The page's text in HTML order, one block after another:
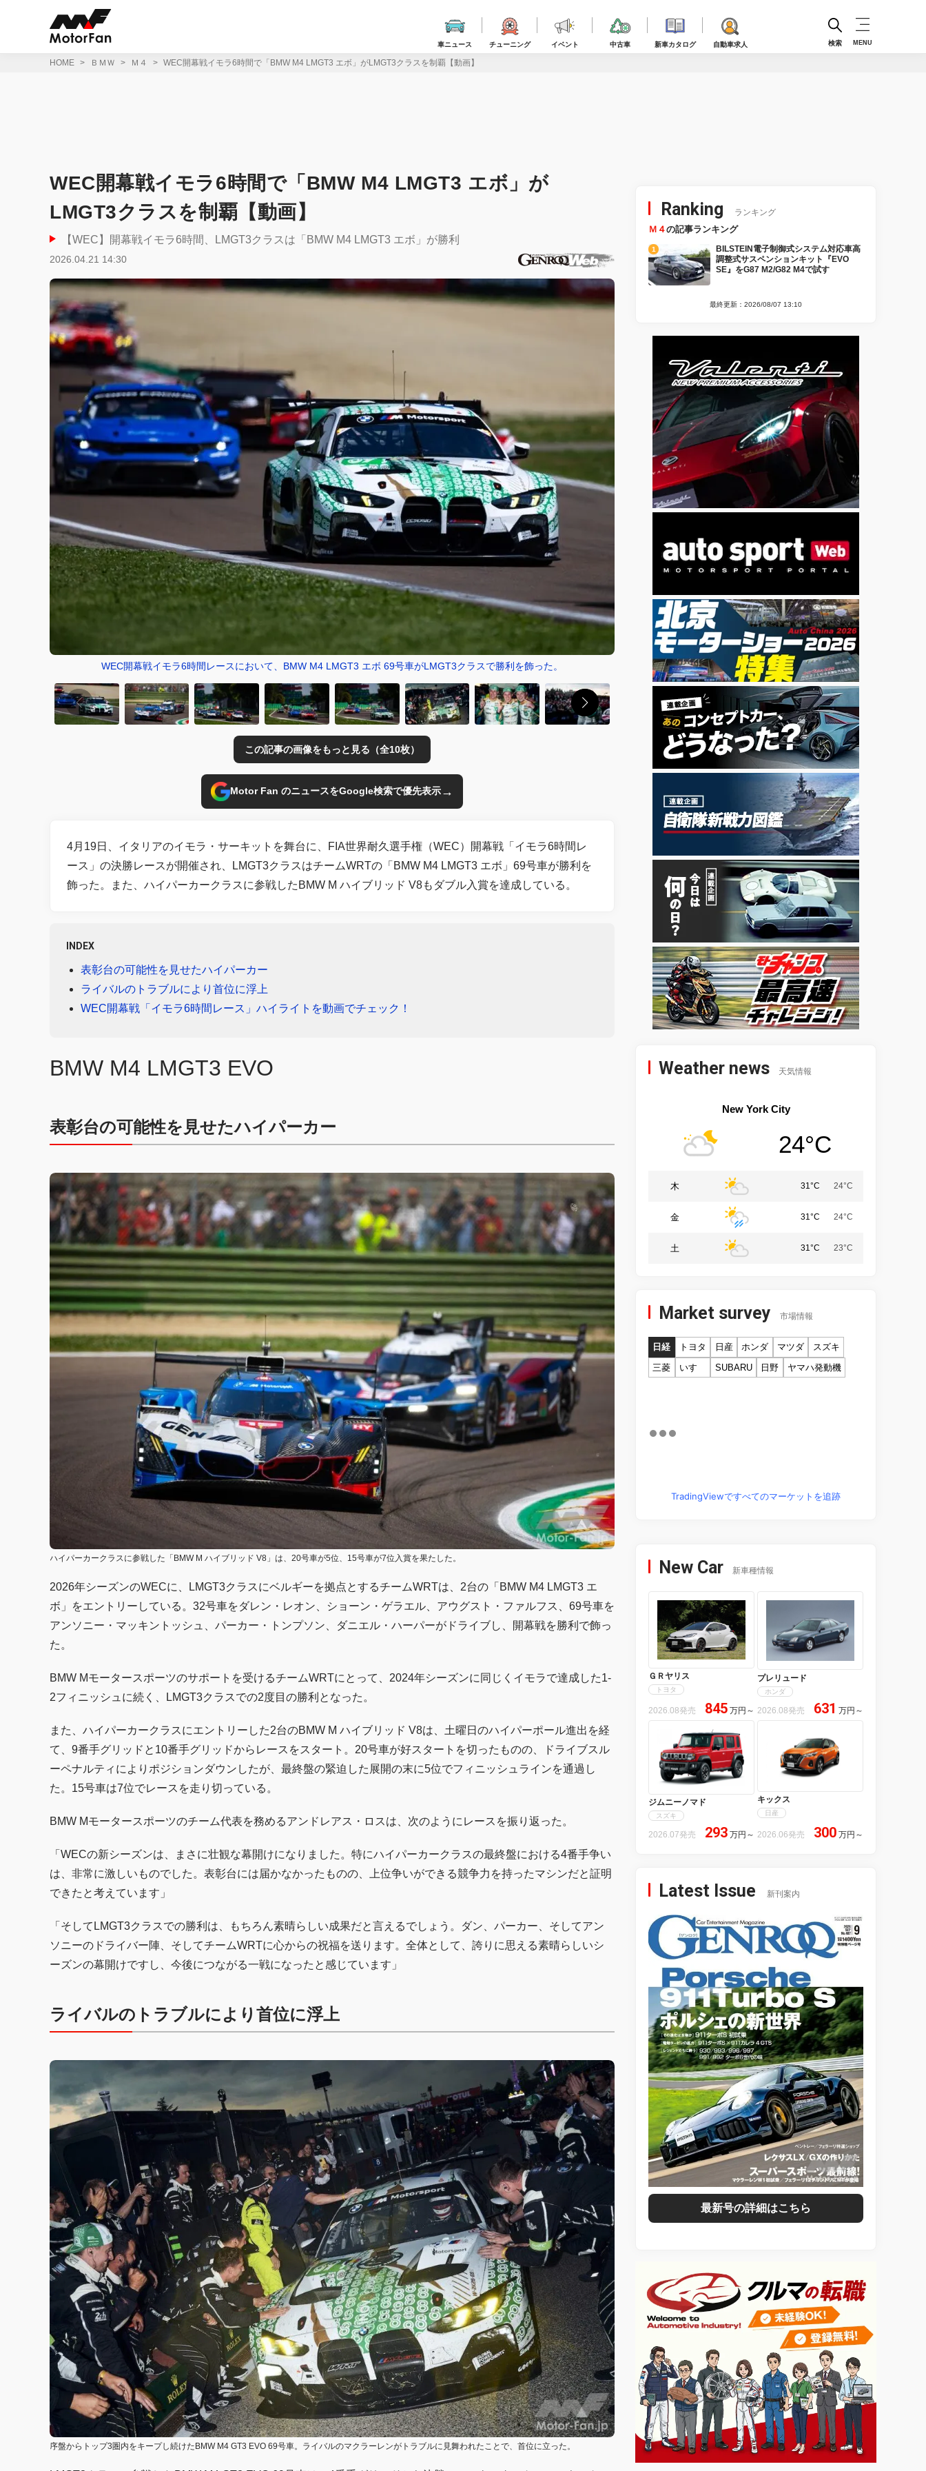
車ニュース チューニング イベント 中古車 新車カタログ 自動車求人 検索 MENU
HOME ＢＭＷ Ｍ４ WEC開幕戦イモラ6時間で「BMW M4 LMGT3 エボ」がLMGT3クラスを制覇【動画】
WEC開幕戦イモラ6時間で「BMW M4 LMGT3 エボ」が
LMGT3クラスを制覇【動画】
【WEC】開幕戦イモラ6時間、LMGT3クラスは「BMW M4 LMGT3 エボ」が勝利
2026.04.21 14:30
WEC開幕戦イモラ6時間レースにおいて、BMW M4 LMGT3 エボ 69号車がLMGT3クラスで勝利を飾った。
この記事の画像をもっと見る（全10枚）
Motor Fan のニュースをGoogle検索で優先表示→
4月19日、イタリアのイモラ・サーキットを舞台に、FIA世界耐久選手権（WEC）開幕戦「イモラ6時間レ
ース」の決勝レースが開催され、LMGT3クラスはチームWRTの「BMW M4 LMGT3 エボ」69号車が勝利を
飾った。また、ハイパーカークラスに参戦したBMW M ハイブリッド V8もダブル入賞を達成している。
INDEX
表彰台の可能性を見せたハイパーカー
ライバルのトラブルにより首位に浮上
WEC開幕戦「イモラ6時間レース」ハイライトを動画でチェック！
BMW M4 LMGT3 EVO
表彰台の可能性を見せたハイパーカー
ハイパーカークラスに参戦した「BMW M ハイブリッド V8」は、20号車が5位、15号車が7位入賞を果たした。
2026年シーズンのWECに、LMGT3クラスにベルギーを拠点とするチームWRTは、2台の「BMW M4 LMGT3 エ
ボ」をエントリーしている。32号車をダレン・レオン、ショーン・ゲラエル、アウグスト・ファルフス、69号車を
アンソニー・マッキントッシュ、パーカー・トンプソン、ダニエル・ハーパーがドライブし、開幕戦を勝利で飾っ
た。
BMW Mモータースポーツのサポートを受けるチームWRTにとって、2024年シーズンに同じくイモラで達成した1-
2フィニッシュに続く、LMGT3クラスでの2度目の勝利となった。
また、ハイパーカークラスにエントリーした2台のBMW M ハイブリッド V8は、土曜日のハイパーポール進出を経
て、9番手グリッドと10番手グリッドからレースをスタート。20号車が好スタートを切ったものの、ドライブスル
ーペナルティによりポジションダウンしたが、最終盤の緊迫した展開の末に5位でフィニッシュラインを通過し
た。15号車は7位でレースを走り切っている。
BMW Mモータースポーツのチーム代表を務めるアンドレアス・ロスは、次のようにレースを振り返った。
「WECの新シーズンは、まさに壮観な幕開けになりました。特にハイパーカークラスの最終盤における4番手争い
は、非常に激しいものでした。表彰台には届かなかったものの、上位争いができる競争力を持ったマシンだと証明
できたと考えています」
「そしてLMGT3クラスでの勝利は、もちろん素晴らしい成果だと言えるでしょう。ダン、パーカー、そしてアン
ソニーのドライバー陣、そしてチームWRTに心からの祝福を送ります。全体として、誇りに思える素晴らしいシ
ーズンの幕開けですし、今後につながる一戦になったと感じています」
ライバルのトラブルにより首位に浮上
序盤からトップ3圏内をキープし続けたBMW M4 GT3 EVO 69号車。ライバルのマクラーレンがトラブルに見舞われたことで、首位に立った。
Ranking ランキング
Ｍ４の記事ランキング
BILSTEIN電子制御式システム対応車高
調整式サスペンションキット『EVO
SE』をG87 M2/G82 M4で試す
最終更新：2026/08/07 13:10
Weather news 天気情報
New York City
24°C
木 31°C 24°C
金 31°C 24°C
土 31°C 23°C
Market survey 市場情報
日経 トヨタ 日産 ホンダ マツダ
スズキ
三菱
いすゞ SUBARU 日野 ヤマハ発動機
TradingViewですべてのマーケットを追跡
New Car 新車種情報
ＧＲヤリス
トヨタ
2026.08発売 845 万円 ～
プレリュード
ホンダ
2026.08発売 631 万円 ～
ジムニーノマド
スズキ
2026.07発売 293 万円 ～
キックス
日産
2026.06発売 300 万円 ～
Latest Issue 新刊案内
最新号の詳細はこちら